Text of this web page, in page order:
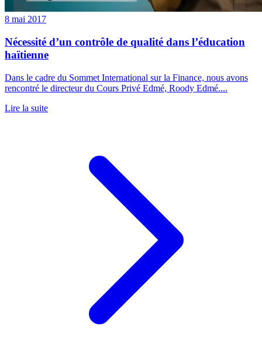
8 mai 2017
Nécessité d’un contrôle de qualité dans l’éducation
haïtienne
Dans le cadre du Sommet International sur la Finance, nous avons
rencontré le directeur du Cours Privé Edmé, Roody Edmé....
Lire la suite